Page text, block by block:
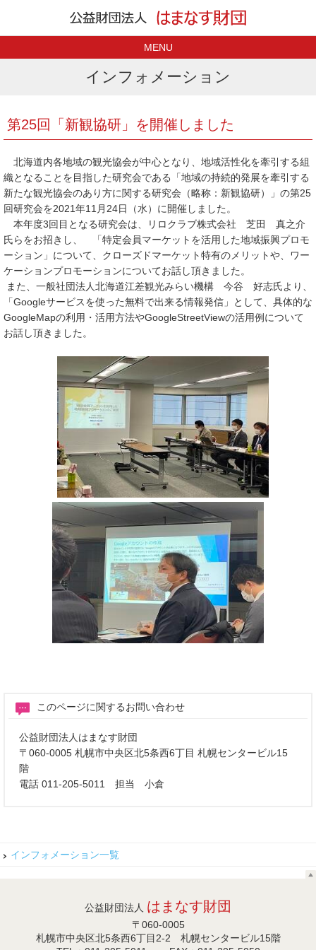
MENU
インフォメーション
第25回「新観協研」を開催しました
北海道内各地域の観光協会が中心となり、地域活性化を牽引する組
織となることを目指した研究会である「地域の持続的発展を牽引する
新たな観光協会のあり方に関する研究会（略称：新観協研）」の第25
回研究会を2021年11月24日（水）に開催しました。
本年度3回目となる研究会は、リロクラブ株式会社 芝田 真之介
氏らをお招きし、 「特定会員マーケットを活用した地域振興プロモ
ーション」について、クローズドマーケット特有のメリットや、ワー
ケーションプロモーションについてお話し頂きました。
また、一般社団法人北海道江差観光みらい機構 今谷 好志氏より、
「Googleサービスを使った無料で出来る情報発信」として、具体的な
GoogleMapの利用・活用方法やGoogleStreetViewの活用例について
お話し頂きました。
このページに関するお問い合わせ
公益財団法人はまなす財団
〒060-0005 札幌市中央区北5条西6丁目 札幌センタービル15
階
電話 011-205-5011 担当 小倉
インフォメーション一覧
公益財団法人 はまなす財団
〒060-0005
札幌市中央区北5条西6丁目2-2 札幌センタービル15階